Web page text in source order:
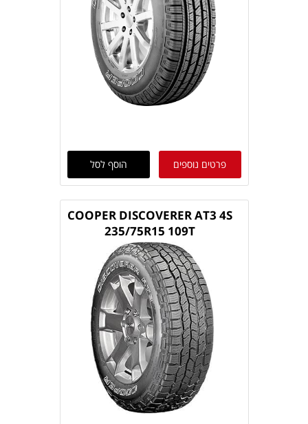
פרטים נוספים הוסף לסל
COOPER DISCOVERER AT3 4S
235/75R15 109T